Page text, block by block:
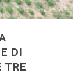
DI
TRE